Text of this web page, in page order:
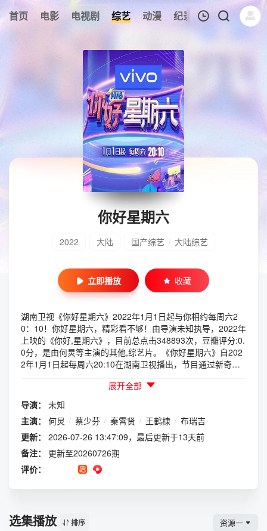
首页 电影 电视剧 综艺 动漫 纪录片 午夜剧场
暂无观看影片的记录
你好星期六
2022 大陆 国产综艺 / 大陆综艺
立即播放 收藏
湖南卫视《你好星期六》2022年1月1日起与你相约每周六2
0：10！你好星期六，精彩看不够！由导演未知执导，2022年
上映的《你好,星期六》，目前总点击348893次，豆瓣评分:0.
0分，是由何炅等主演的其他,综艺片。《你好星期六》自202
2年1月1日起每周六20:10在湖南卫视播出，节目通过新奇多
星艺能。节目立意积极向上，紧跟时代潮流，引领青年文化，
弘扬民族自信，呈现出震撼人心的视听大秀，是真诚匠心的精
品综艺。节目重点围绕艺人艺能的全面深度挖掘、流光溢彩的
精品表演秀的创意呈现、最具热点的社会性话题输出等方面进
行设计。何炅、冯禧担任主持人，檀健次、李雪琴、秦霄贤、
王鹤棣、蔡文静、赵小棠、黄明昊等担任阶段性常驻嘉宾，每
期会邀请几位飞行嘉宾参与录制，包括明星和各行各业的代表
以及不同领域的艺术团体。节目内容由访谈、互动、秀等环节
约每周六20：10！你好星期六，精彩看不够！。如果你喜欢
展开全部
导演：
未知
主演：
何炅 / 蔡少芬 / 秦霄贤 / 王鹤棣 / 布瑞吉
更新：
2026-07-26 13:47:09，最后更新于13天前
备注：
更新至20260726期
评价：
选集播放 排序 资源一